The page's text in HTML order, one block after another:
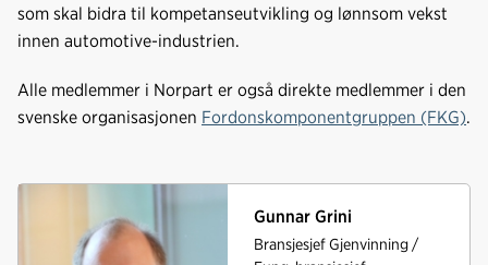
som skal bidra til kompetanseutvikling og lønnsom vekst
innen automotive-industrien.
Alle medlemmer i Norpart er også direkte medlemmer i den
svenske organisasjonen Fordonskomponentgruppen (FKG).
Gunnar Grini
Bransjesjef Gjenvinning /